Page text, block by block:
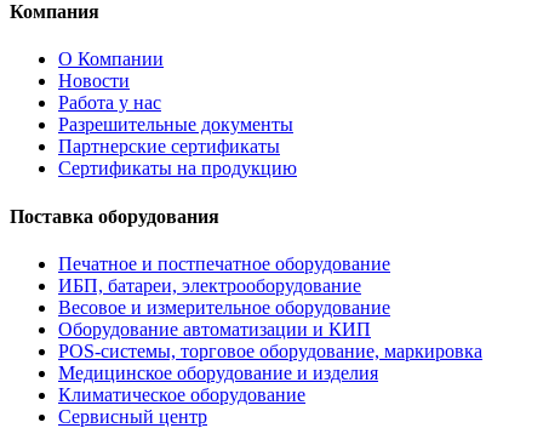
Компания
О Компании
Новости
Работа у нас
Разрешительные документы
Партнерские сертификаты
Сертификаты на продукцию
Поставка оборудования
Печатное и постпечатное оборудование
ИБП, батареи, электрооборудование
Весовое и измерительное оборудование
Оборудование автоматизации и КИП
POS-системы, торговое оборудование, маркировка
Медицинское оборудование и изделия
Климатическое оборудование
Сервисный центр